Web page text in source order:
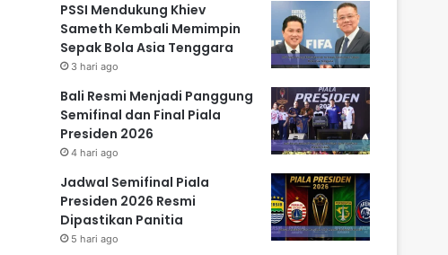
PSSI Mendukung Khiev
Sameth Kembali Memimpin
Sepak Bola Asia Tenggara
3 hari ago
Bali Resmi Menjadi Panggung
Semifinal dan Final Piala
Presiden 2026
4 hari ago
Jadwal Semifinal Piala
Presiden 2026 Resmi
Dipastikan Panitia
5 hari ago